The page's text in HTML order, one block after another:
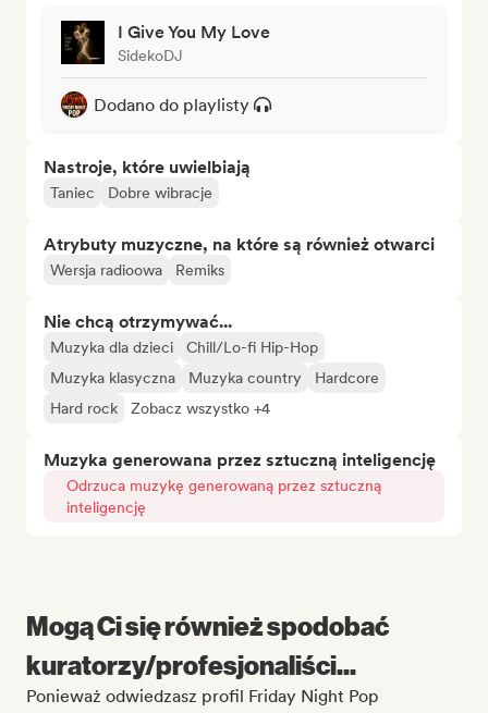
I Give You My Love
SidekoDJ
Dodano do playlisty
Nastroje, które uwielbiają
Taniec Dobre wibracje
Atrybuty muzyczne, na które są również otwarci
Wersja radioowa Remiks
Nie chcą otrzymywać...
Muzyka dla dzieci
Chill/Lo-fi Hip-Hop
Muzyka klasyczna
Muzyka country
Hardcore
Hard rock
Zobacz wszystko +4
Muzyka generowana przez sztuczną inteligencję
Odrzuca muzykę generowaną przez sztuczną
inteligencję
Mogą Ci się również spodobać
kuratorzy/profesjonaliści...
Ponieważ odwiedzasz profil Friday Night Pop